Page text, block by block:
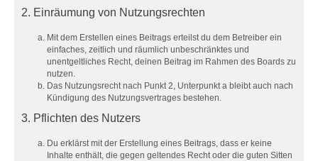
2. Einräumung von Nutzungsrechten
Mit dem Erstellen eines Beitrags erteilst du dem Betreiber ein
einfaches, zeitlich und räumlich unbeschränktes und
unentgeltliches Recht, deinen Beitrag im Rahmen des Boards zu
nutzen.
Das Nutzungsrecht nach Punkt 2, Unterpunkt a bleibt auch nach
Kündigung des Nutzungsvertrages bestehen.
3. Pflichten des Nutzers
Du erklärst mit der Erstellung eines Beitrags, dass er keine
Inhalte enthält, die gegen geltendes Recht oder die guten Sitten